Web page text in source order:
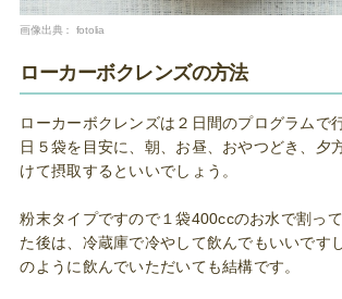
画像出典： fotolia
ローカーボクレンズの方法
ローカーボクレンズは２日間のプログラムで
日５袋を目安に、朝、お昼、おやつどき、夕
けて摂取するといいでしょう。
粉末タイプですので１袋400ccのお水で割っ
た後は、冷蔵庫で冷やして飲んでもいいです
のように飲んでいただいても結構です。